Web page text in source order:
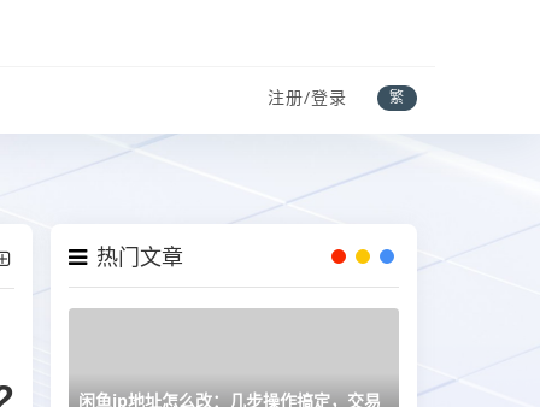
注册/登录 繁
热门文章
闲鱼ip地址怎么改：几步操作搞定，交易